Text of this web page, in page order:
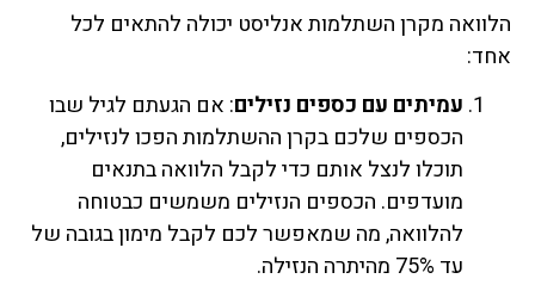
הלוואה מקרן השתלמות אנליסט יכולה להתאים לכל
אחד:
עמיתים עם כספים נזילים: אם הגעתם לגיל שבו
הכספים שלכם בקרן ההשתלמות הפכו לנזילים,
תוכלו לנצל אותם כדי לקבל הלוואה בתנאים
מועדפים. הכספים הנזילים משמשים כבטוחה
להלוואה, מה שמאפשר לכם לקבל מימון בגובה של
עד 75% מהיתרה הנזילה.